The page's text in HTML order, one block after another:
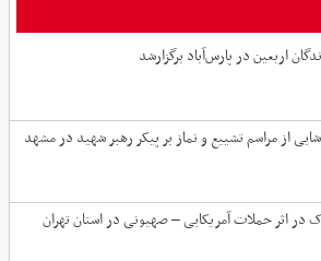
اربعین در پارس‌آباد برگزارشد